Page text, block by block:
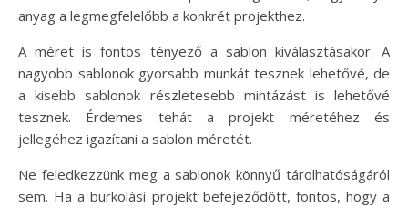
anyag a legmegfelelőbb a konkrét projekthez.
A méret is fontos tényező a sablon kiválasztásakor. A
nagyobb sablonok gyorsabb munkát tesznek lehetővé, de
a kisebb sablonok részletesebb mintázást is lehetővé
tesznek. Érdemes tehát a projekt méretéhez és
jellegéhez igazítani a sablon méretét.
Ne feledkezzünk meg a sablonok könnyű tárolhatóságáról
sem. Ha a burkolási projekt befejeződött, fontos, hogy a